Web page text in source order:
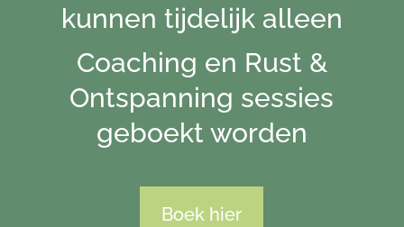
kunnen tijdelijk alleen
Coaching en Rust &
Ontspanning sessies
geboekt worden
Boek hier